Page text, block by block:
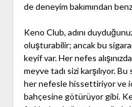
de deneyim bakımından
Keno Club, adını
oluşturabilir; ancak bu
keyif var. Her nefes
meyve tadı sizi karşılıyor. Bu
her nefesle hissettiriyor ve
bahçesine götürüyor gibi.